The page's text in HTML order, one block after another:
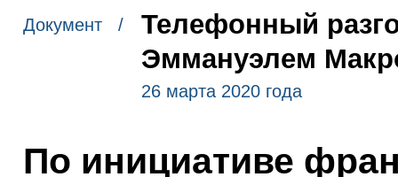
Документ /
Телефонный
Эммануэлем
26 марта 2020 года
По инициативе